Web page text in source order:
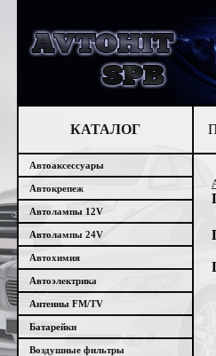
КАТАЛОГ
Автоаксессуары
Автокрепеж
Автолампы 12V
Автолампы 24V
Автохимия
Автоэлектрика
Антенны FM/TV
Батарейки
Воздушные фильтры